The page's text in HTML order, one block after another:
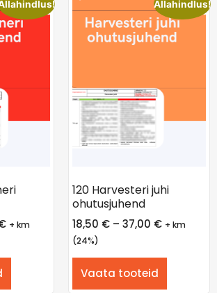
+ km
Allahindlus!
120 Harvesteri juhi
ohutusjuhend
18,50 € – 37,00 € + km
(24%)
Vaata tooteid